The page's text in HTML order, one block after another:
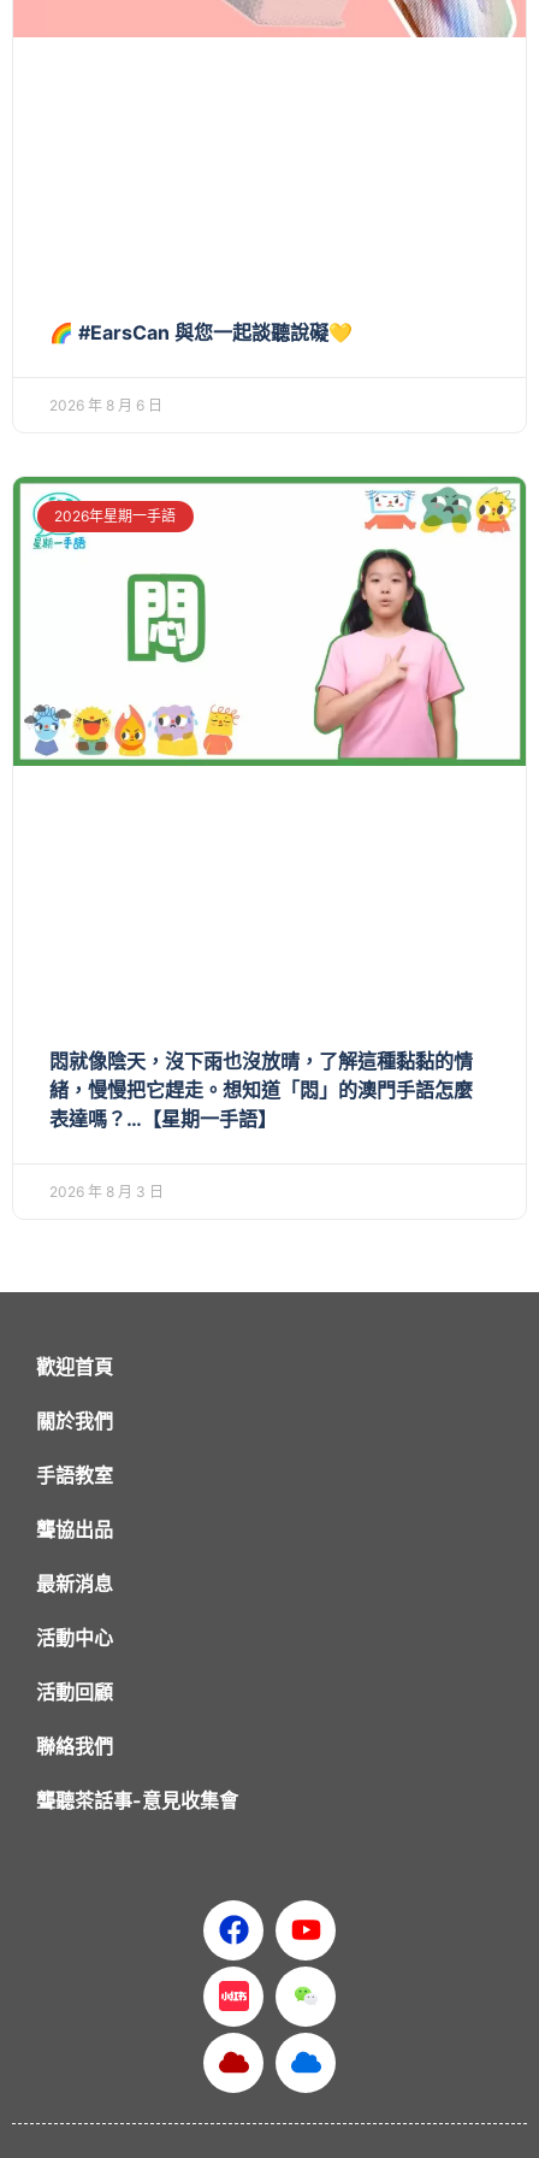
🌈 #EarsCan 與您一起談聽說礙💛
2026 年 8 月 6 日
2026年星期一手語
悶就像陰天，沒下雨也沒放晴，了解這種黏黏的情
緒，慢慢把它趕走。想知道「悶」的澳門手語怎麼
表達嗎？…【星期一手語】
2026 年 8 月 3 日
歡迎首頁
關於我們
手語教室
聾協出品
最新消息
活動中心
活動回顧
聯絡我們
聾聽茶話事-意見收集會